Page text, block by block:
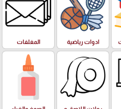
ادوات رياضية المغلفات